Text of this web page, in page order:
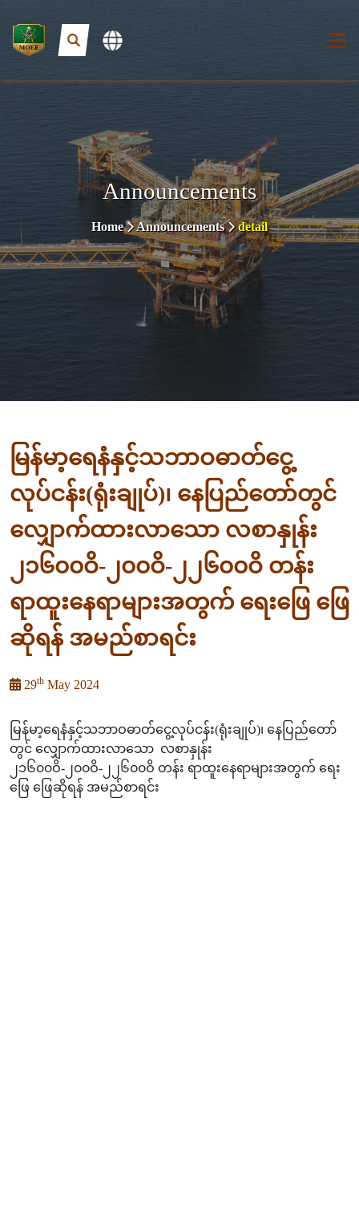
Announcements
Home Announcements detail
မြန်မာ့ရေနံနှင့်သဘာဝဓာတ်ငွေ့
လုပ်ငန်း(ရုံးချုပ်)၊ နေပြည်တော်တွင်
လျှောက်ထားလာသော လစာနှုန်း
၂၁၆၀၀ဝိ-၂၀၀ဝိ-၂၂၆၀၀ဝိ တန်း
ရာထူးနေရာများအတွက် ရေးဖြေ ဖြေ
ဆိုရန် အမည်စာရင်း
29th May 2024
မြန်မာ့ရေနံနှင့်သဘာဝဓာတ်ငွေ့လုပ်ငန်း(ရုံးချုပ်)၊ နေပြည်တော်
တွင် လျှောက်ထားလာသော လစာနှုန်း
၂၁၆၀၀ဝိ-၂၀၀ဝိ-၂၂၆၀၀ဝိ တန်း ရာထူးနေရာများအတွက် ရေး
ဖြေ ဖြေဆိုရန် အမည်စာရင်း